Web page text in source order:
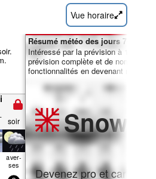
Vue horaire
soir
aver­
ses
Résumé météo des jours 7-16 :
Intéressé par la prévision à 16 jours
prévision complète et de
fonctionnalités en devenant membre
Snow
Devenez pro et carve en: